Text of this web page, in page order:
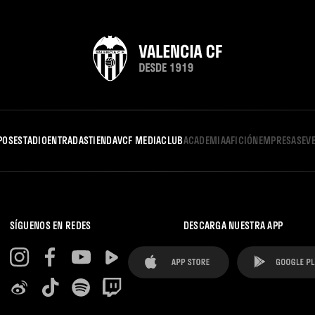
ESTADIOENTRADASTIENDAVCF MEDIACLUBACADEMIAAFICIÓNEMPRESAS
SÍGUENOS EN REDES DESCARGA NUESTRA APP